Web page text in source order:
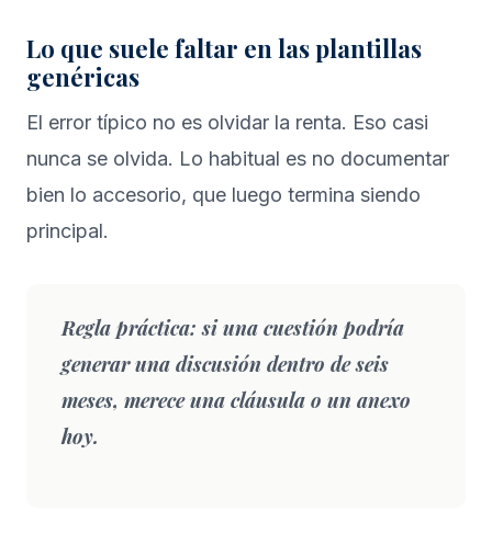
Lo que suele faltar en las plantillas
genéricas
El error típico no es olvidar la renta. Eso casi
nunca se olvida. Lo habitual es no documentar
bien lo accesorio, que luego termina siendo
principal.
Regla práctica: si una cuestión podría
generar una discusión dentro de seis
meses, merece una cláusula o un anexo
hoy.